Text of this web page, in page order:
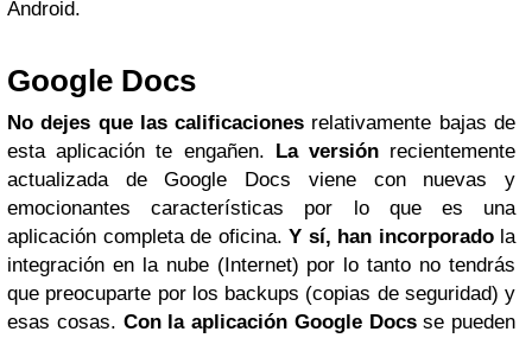
Android.
Google Docs
No dejes que las calificaciones relativamente bajas de
esta aplicación te engañen. La versiónrecientemente
actualizada de Google Docs viene con nuevas y
emocionantes características por lo que es una
aplicación completa de oficina. Y sí, han incorporadola
integración en la nube (Internet) por lo tanto no tendrás
que preocuparte por los backups (copias de seguridad) y
esas cosas. Con la aplicación Google Docsse pueden